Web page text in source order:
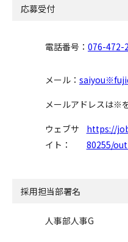
応募受付
電話番号： 076-472-
メール：
メールアドレスは※
ウェブサ
イト：
https://
80255/
採用担当部署名
人事部人事G